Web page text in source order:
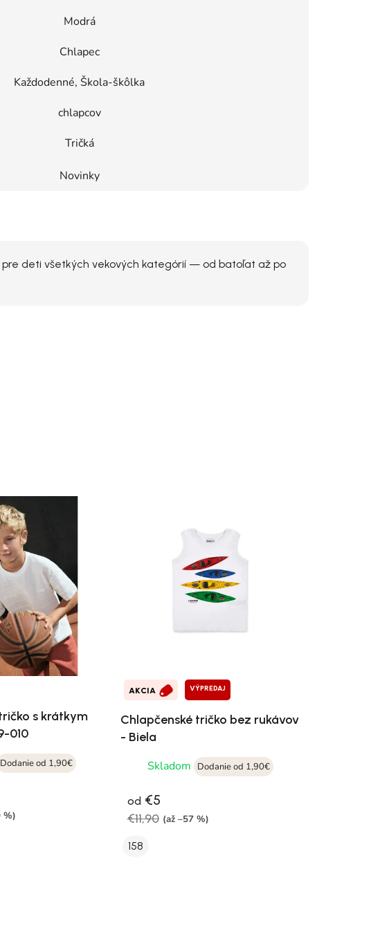
Modrá
Chlapec
Každodenné, Škola-škôlka
chlapcov
Tričká
Novinky
deti všetkých vekových kategórií — od batoľat až po
s krátkym
010
Dodanie od 1,90€
%)
AKCIA VÝPREDAJ
Chlapčenské tričko bez rukávov
- Biela
Skladom
Dodanie od 1,90€
od €5
€11,90 (až –57 %)
158